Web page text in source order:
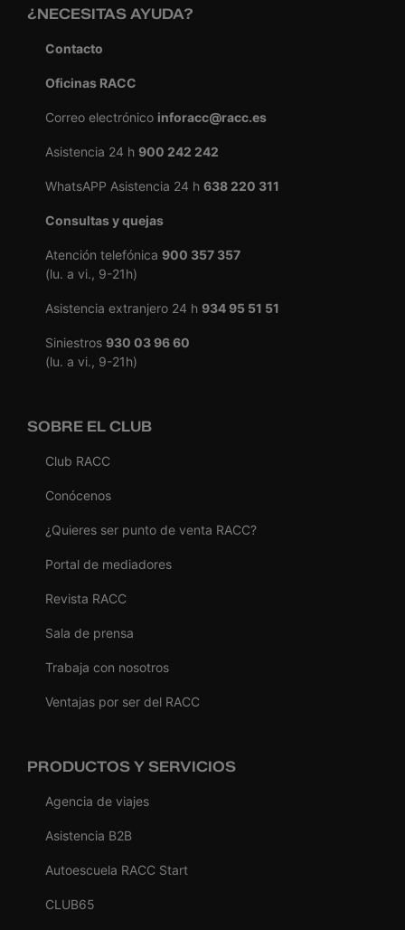
¿NECESITAS AYUDA?
Contacto
Oficinas RACC
Correo electrónico inforacc@racc.es
Asistencia 24 h 900 242 242
WhatsAPP Asistencia 24 h 638 220 311
Consultas y quejas
Atención telefónica 900 357 357
(lu. a vi., 9-21h)
Asistencia extranjero 24 h 934 95 51 51
Siniestros 930 03 96 60
(lu. a vi., 9-21h)
SOBRE EL CLUB
Club RACC
Conócenos
¿Quieres ser punto de venta RACC?
Portal de mediadores
Revista RACC
Sala de prensa
Trabaja con nosotros
Ventajas por ser del RACC
PRODUCTOS Y SERVICIOS
Agencia de viajes
Asistencia B2B
Autoescuela RACC Start
CLUB65